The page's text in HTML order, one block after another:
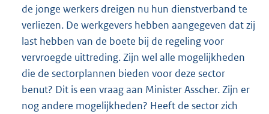
de jonge werkers dreigen nu hun dienstverband te
verliezen. De werkgevers hebben aangegeven dat zij
last hebben van de boete bij de regeling voor
vervroegde uittreding. Zijn wel alle mogelijkheden
die de sectorplannen bieden voor deze sector
benut? Dit is een vraag aan Minister Asscher. Zijn er
nog andere mogelijkheden? Heeft de sector zich